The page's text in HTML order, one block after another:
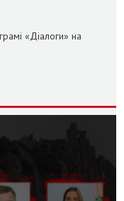
«Діалоги» на